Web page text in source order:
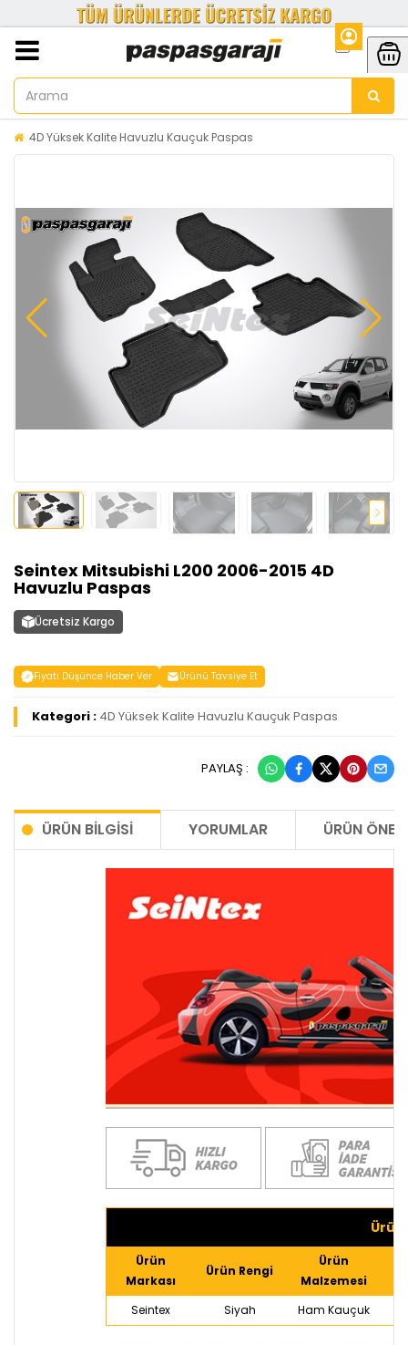
4D Yüksek Kalite Havuzlu Kauçuk Paspas
Seintex Mitsubishi L200 2006-2015 4D
Havuzlu Paspas
Ücretsiz Kargo
Fiyatı Düşünce Haber Ver Ürünü Tavsiye Et
Kategori : 4D Yüksek Kalite Havuzlu Kauçuk Paspas
PAYLAŞ :
ÜRÜN BILGISI YORUMLAR ÜRÜN
Ürün
Markası
Ürün Rengi
Ürün
Malzemesi
Seintex Siyah Ham Kauçuk